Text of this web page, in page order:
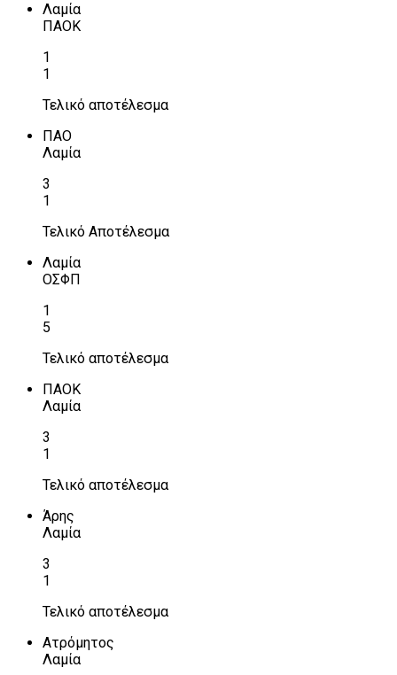
Λαμία
ΠΑΟΚ
1
1
Τελικό αποτέλεσμα
ΠΑΟ
Λαμία
3
1
Τελικό Αποτέλεσμα
Λαμία
ΟΣΦΠ
1
5
Τελικό αποτέλεσμα
ΠΑΟΚ
Λαμία
3
1
Τελικό αποτέλεσμα
Άρης
Λαμία
3
1
Τελικό αποτέλεσμα
Ατρόμητος
Λαμία